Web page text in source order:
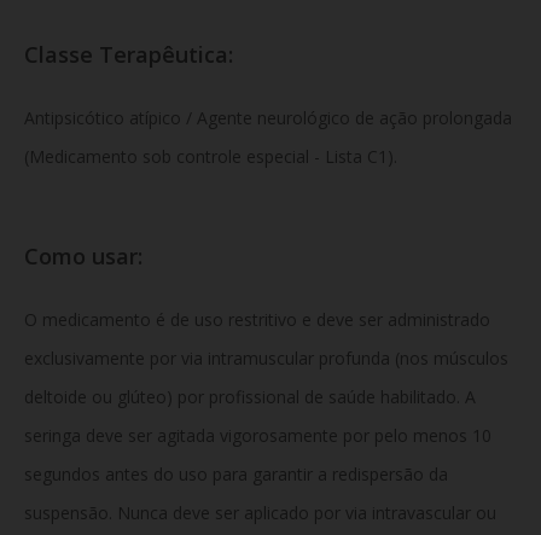
Classe Terapêutica:
Antipsicótico atípico / Agente neurológico de ação prolongada
(Medicamento sob controle especial - Lista C1).
Como usar:
O medicamento é de uso restritivo e deve ser administrado
exclusivamente por via intramuscular profunda (nos músculos
deltoide ou glúteo) por profissional de saúde habilitado. A
seringa deve ser agitada vigorosamente por pelo menos 10
segundos antes do uso para garantir a redispersão da
suspensão. Nunca deve ser aplicado por via intravascular ou